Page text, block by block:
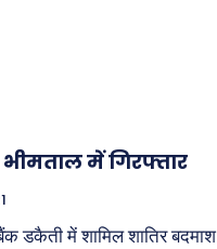
भीमताल में गिरफ्तार
बैंक डकैती में शामिल शातिर बदमाश